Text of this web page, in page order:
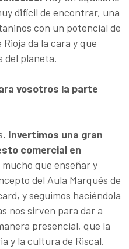
difícil de encontrar, una
con un potencial de
da la cara y que
del planeta.
vosotros la parte
. Invertimos una gran
comercial en
que enseñar y
del Aula Marqués de
y seguimos haciéndola
nos sirven para dar a
presencial, que la
y la cultura de Riscal.